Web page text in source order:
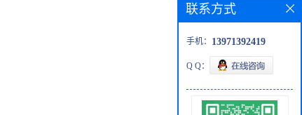
联系方式
手机： 13971392419
Q Q：